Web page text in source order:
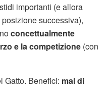
importanti (e allora
successiva),
concettualmente
e la competizione (con
Gatto. Benefici: mal di